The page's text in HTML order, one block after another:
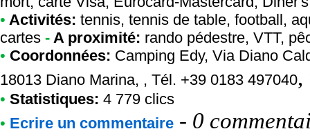
• Activités: tennis, tennis de table, football,
cartes - A proximité: rando pédestre, VTT,
• Coordonnées: Camping Edy, Via Diano
18013 Diano Marina, , Tél. +39 0183 497040,
• Statistiques: 4 779 clics
• Ecrire un commentaire - 0